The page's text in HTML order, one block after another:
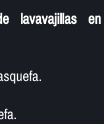
lavavajillas en